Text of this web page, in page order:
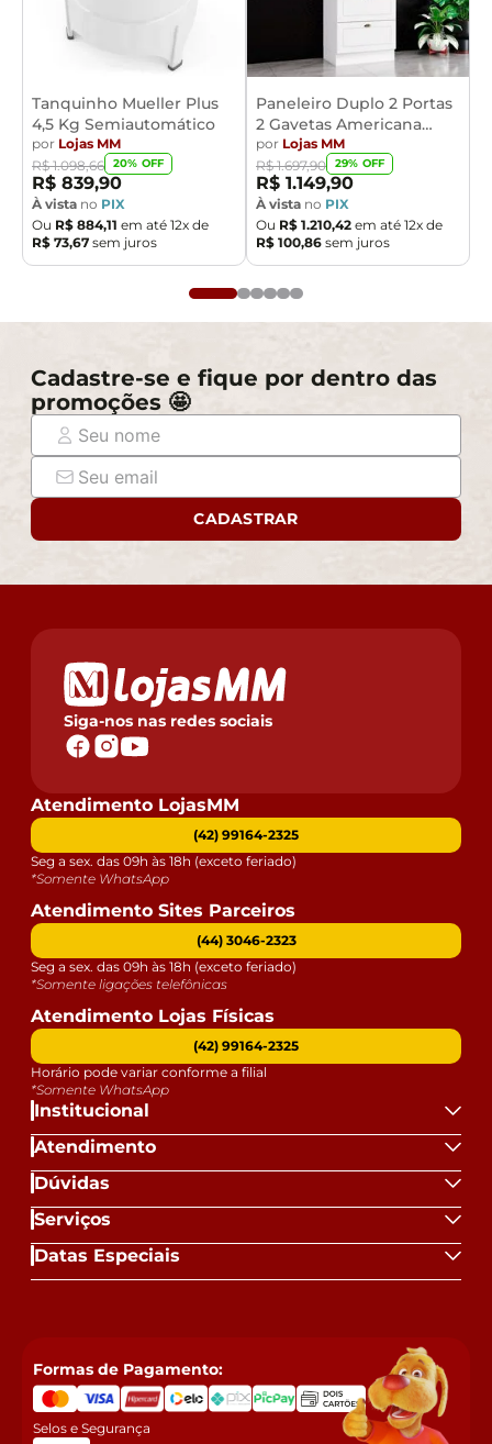
Tanquinho Mueller Plus
4,5 Kg Semiautomático
por Lojas MM
R$ 1.098,66 20% OFF
R$ 839,90
À vista no PIX
Ou R$ 884,11 em até 12x de
R$ 73,67 sem juros
Paneleiro Duplo 2 Portas
2 Gavetas Americana
Henn
por Lojas MM
R$ 1.697,90 29% OFF
R$ 1.149,90
À vista no PIX
Ou R$ 1.210,42 em até 12x de
R$ 100,86 sem juros
Cadastre-se e fique por dentro das
promoções 🤩
CADASTRAR
Siga-nos nas redes sociais
Institucional
Atendimento
Dúvidas
Serviços
Datas Especiais
Atendimento LojasMM
(42) 99164-2325
Seg a sex. das 09h às 18h (exceto feriado)
*Somente WhatsApp
Atendimento Sites Parceiros
(44) 3046-2323
Seg a sex. das 09h às 18h (exceto feriado)
*Somente ligações telefônicas
Atendimento Lojas Físicas
(42) 99164-2325
Horário pode variar conforme a filial
*Somente WhatsApp
Formas de Pagamento:
Selos e Segurança